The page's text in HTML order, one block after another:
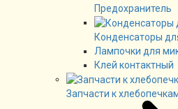
Предохранитель
Конденсаторы
Лампочки для
Клей контактный
Запчасти к